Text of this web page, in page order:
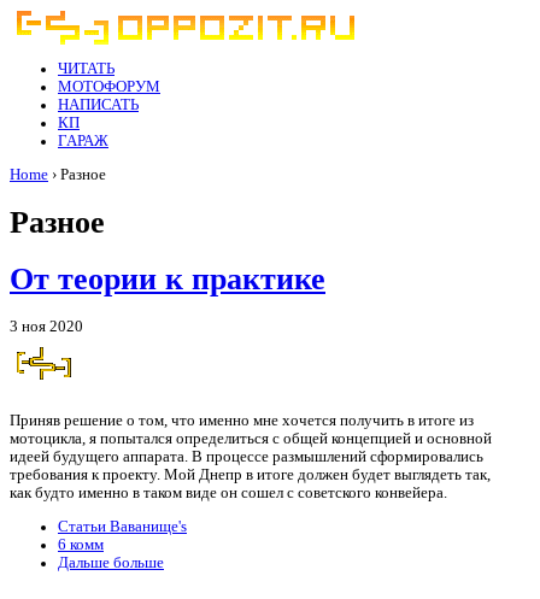
ЧИТАТЬ
МОТОФОРУМ
НАПИСАТЬ
КП
ГАРАЖ
Home › Разное
Разное
От теории к практике
3 ноя 2020
Приняв решение о том, что именно мне хочется получить в итоге из
мотоцикла, я попытался определиться с общей концепцией и основной
идеей будущего аппарата. В процессе размышлений сформировались
требования к проекту. Мой Днепр в итоге должен будет выглядеть так,
как будто именно в таком виде он сошел с советского конвейера.
Статьи Ваванище's
6 комм
Дальше больше